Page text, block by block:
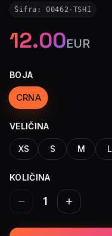
Šifra:00462-TSHI
12.00EUR
BOJA
CRNA
VELIČINA
XS S M L
KOLIČINA
1